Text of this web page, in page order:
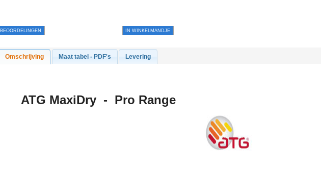
IN WINKELMANDJE
BEOORDELINGEN
Omschrijving Maat tabel - PDF's Levering
ATG MaxiDry- Pro Range